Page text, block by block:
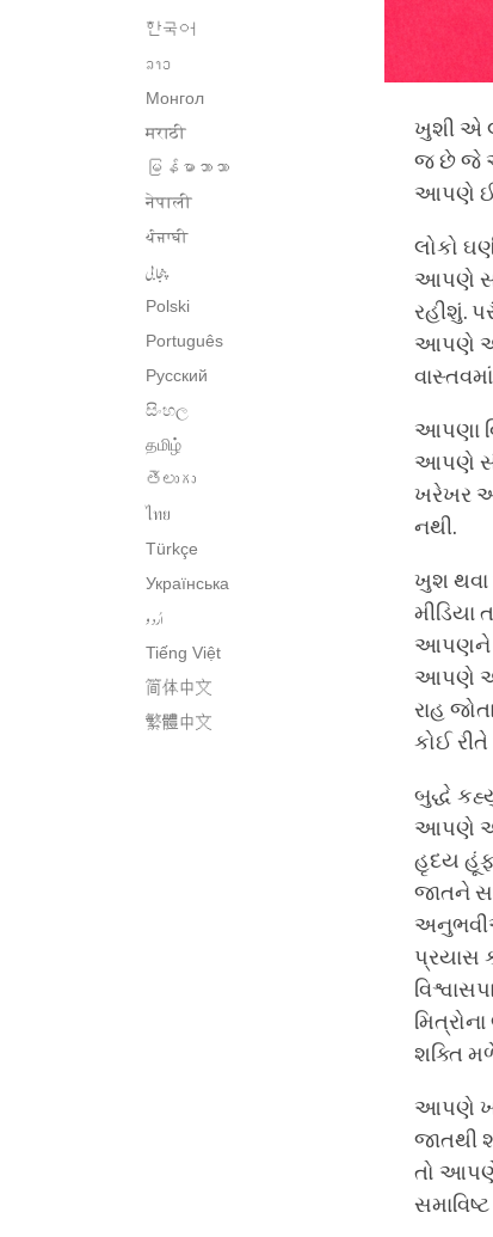
한국어
ລາວ
Монгол
मराठी
မြန်မာဘာသာ
नेपाली
ਪੰਜਾਬੀ
پنجابی
Polski
Português
Русский
සිංහල
தமிழ்
తెలుగు
ไทย
Türkçe
Українська
اُردو
Tiếng Việt
简体中文
繁體中文
ખુશી એ
જ છે જે
આપણે
લોકો
આપણે
રહીશું.
આપણે
આપણા
આપણે
ખરેખર
નથી.
ખુશ થવા
આપણને
આપણે
રાહ
કોઈ
બુદ્ધે
આપણે
હૃદય
જાતને
પ્રયાસ
શક્તિ
આપણે
જાતથી
તો આપણે